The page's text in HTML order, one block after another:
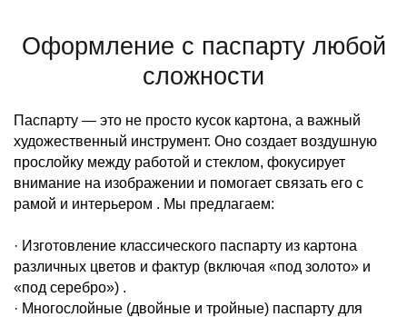
Оформление с паспарту любой
сложности
Паспарту — это не просто кусок картона, а важный
художественный инструмент. Оно создает воздушную
прослойку между работой и стеклом, фокусирует
внимание на изображении и помогает связать его с
рамой и интерьером . Мы предлагаем:
· Изготовление классического паспарту из картона
различных цветов и фактур (включая «под золото» и
«под серебро») .
· Многослойные (двойные и тройные) паспарту для